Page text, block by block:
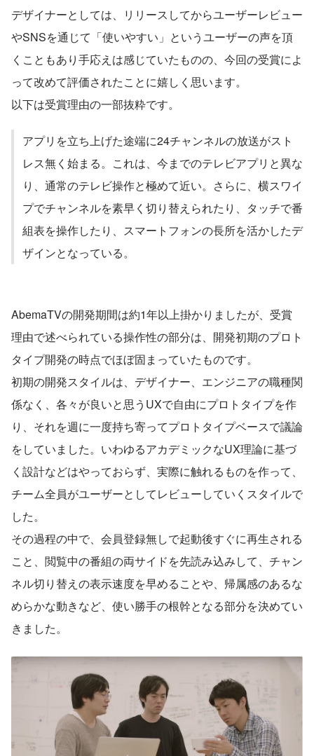
デザイナーとしては、リリースしてからユーザーレビュー
やSNSを通じて「使いやすい」というユーザーの声を頂
くこともあり手応えは感じていたものの、今回の受賞によ
って改めて評価されたことに嬉しく思います。
以下は受賞理由の一部抜粋です。
アプリを立ち上げた途端に24チャンネルの放送がスト
レス無く始まる。これは、今までのテレビアプリと異な
り、通常のテレビ操作と極めて近い。さらに、横スワイ
プでチャンネルを素早く切り替えられたり、タッチで番
組表を操作したり、スマートフォンの長所を活かしたデ
ザインとなっている。
AbemaTVの開発期間は約1年以上掛かりましたが、受賞
理由で述べられている操作性の部分は、開発初期のプロト
タイプ開発の時点でほぼ固まっていたものです。
初期の開発スタイルは、デザイナー、エンジニアの職種関
係なく、各々が良いと思うUXで自由にプロトタイプを作
り、それを週に一度持ち寄ってプロトタイプベースで議論
をしていました。いわゆるアカデミックなUX理論に基づ
く設計などはやっておらず、実際に触れるものを作って、
チーム全員がユーザーとしてレビューしていくスタイルで
した。
その過程の中で、会員登録無しで起動後すぐに再生される
こと、閲覧中の番組の両サイドを先読み込みして、チャン
ネル切り替えの表示速度を早めることや、帰属感のあるな
めらかな動きなど、使い勝手の根幹となる部分を決めてい
きました。